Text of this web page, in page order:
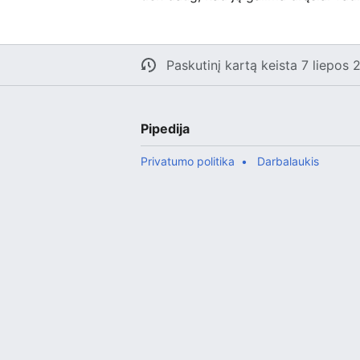
Paskutinį kartą keista 7 liepos
Pipedija
Privatumo politika Darbalaukis